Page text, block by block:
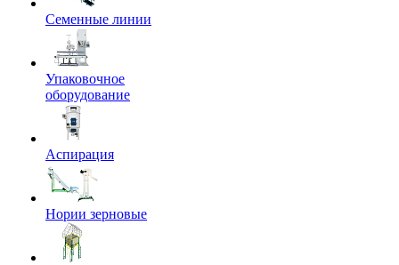
Семенные линии
Упаковочное
оборудование
Аспирация
Нории зерновые